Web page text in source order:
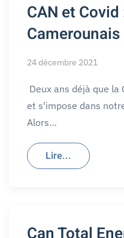
CAN et
Camerounais
24 décembre 2021
Deux ans déjà que
et s'impose dans
Alors…
Lire...